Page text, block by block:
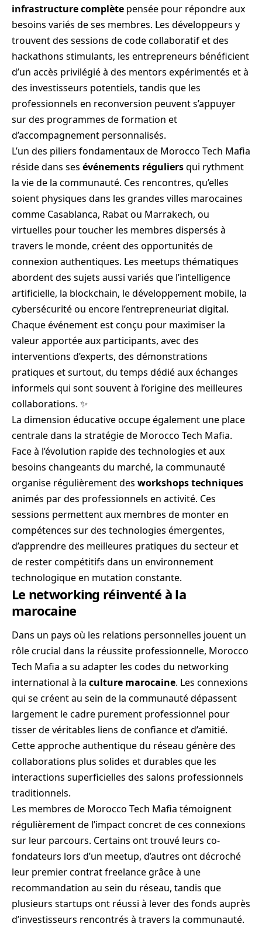
infrastructure complète pensée pour répondre aux
besoins variés de ses membres. Les développeurs y
trouvent des sessions de code collaboratif et des
hackathons stimulants, les entrepreneurs bénéficient
d’un accès privilégié à des mentors expérimentés et à
des investisseurs potentiels, tandis que les
professionnels en reconversion peuvent s’appuyer
sur des programmes de formation et
d’accompagnement personnalisés.
L’un des piliers fondamentaux de Morocco Tech Mafia
réside dans ses événements réguliersqui rythment
la vie de la communauté. Ces rencontres, qu’elles
soient physiques dans les grandes villes marocaines
comme Casablanca, Rabat ou Marrakech, ou
virtuelles pour toucher les membres dispersés à
travers le monde, créent des opportunités de
connexion authentiques. Les meetups thématiques
abordent des sujets aussi variés que l’intelligence
artificielle, la blockchain, le développement mobile, la
cybersécurité ou encore l’entrepreneuriat digital.
Chaque événement est conçu pour maximiser la
valeur apportée aux participants, avec des
interventions d’experts, des démonstrations
pratiques et surtout, du temps dédié aux échanges
informels qui sont souvent à l’origine des meilleures
collaborations. ✨
La dimension éducative occupe également une place
centrale dans la stratégie de Morocco Tech Mafia.
Face à l’évolution rapide des technologies et aux
besoins changeants du marché, la communauté
organise régulièrement des workshops techniques
animés par des professionnels en activité. Ces
sessions permettent aux membres de monter en
compétences sur des technologies émergentes,
d’apprendre des meilleures pratiques du secteur et
de rester compétitifs dans un environnement
technologique en mutation constante.
Le networking réinventé à la
marocaine
Dans un pays où les relations personnelles jouent un
rôle crucial dans la réussite professionnelle, Morocco
Tech Mafia a su adapter les codes du networking
international à la culture marocaine. Les connexions
qui se créent au sein de la communauté dépassent
largement le cadre purement professionnel pour
tisser de véritables liens de confiance et d’amitié.
Cette approche authentique du réseau génère des
collaborations plus solides et durables que les
interactions superficielles des salons professionnels
traditionnels.
Les membres de Morocco Tech Mafia témoignent
régulièrement de l’impact concret de ces connexions
sur leur parcours. Certains ont trouvé leurs co-
fondateurs lors d’un meetup, d’autres ont décroché
leur premier contrat freelance grâce à une
recommandation au sein du réseau, tandis que
plusieurs startups ont réussi à lever des fonds auprès
d’investisseurs rencontrés à travers la communauté.